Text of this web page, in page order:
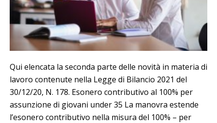
Qui elencata la seconda parte delle novità in materia di
lavoro contenute nella Legge di Bilancio 2021 del
30/12/20, N. 178. Esonero contributivo al 100% per
assunzione di giovani under 35 La manovra estende
l’esonero contributivo nella misura del 100% – per